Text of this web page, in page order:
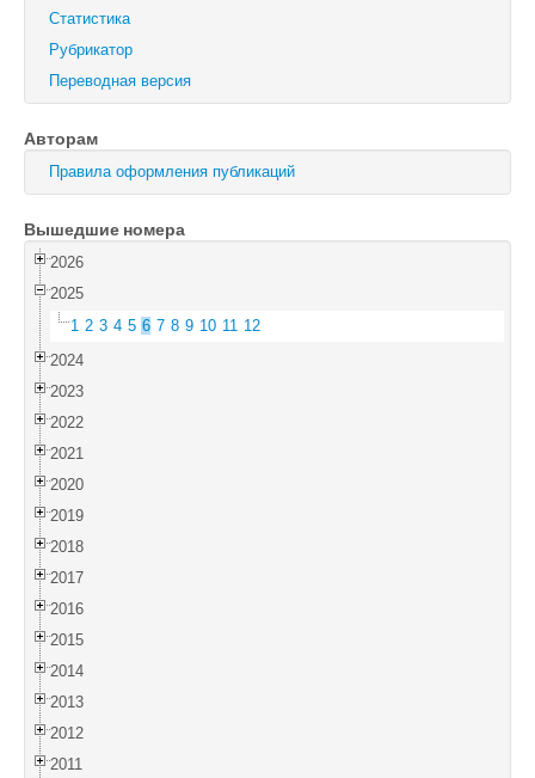
Физика твердого тела
Поиск
Статистика
Рубрикатор
Переводная версия
Авторам
Правила оформления публикаций
Вышедшие номера
2026
2025
1 2 3 4 5 6 7 8 9 10 11 12
2024
2023
2022
2021
2020
2019
2018
2017
2016
2015
2014
2013
2012
2011